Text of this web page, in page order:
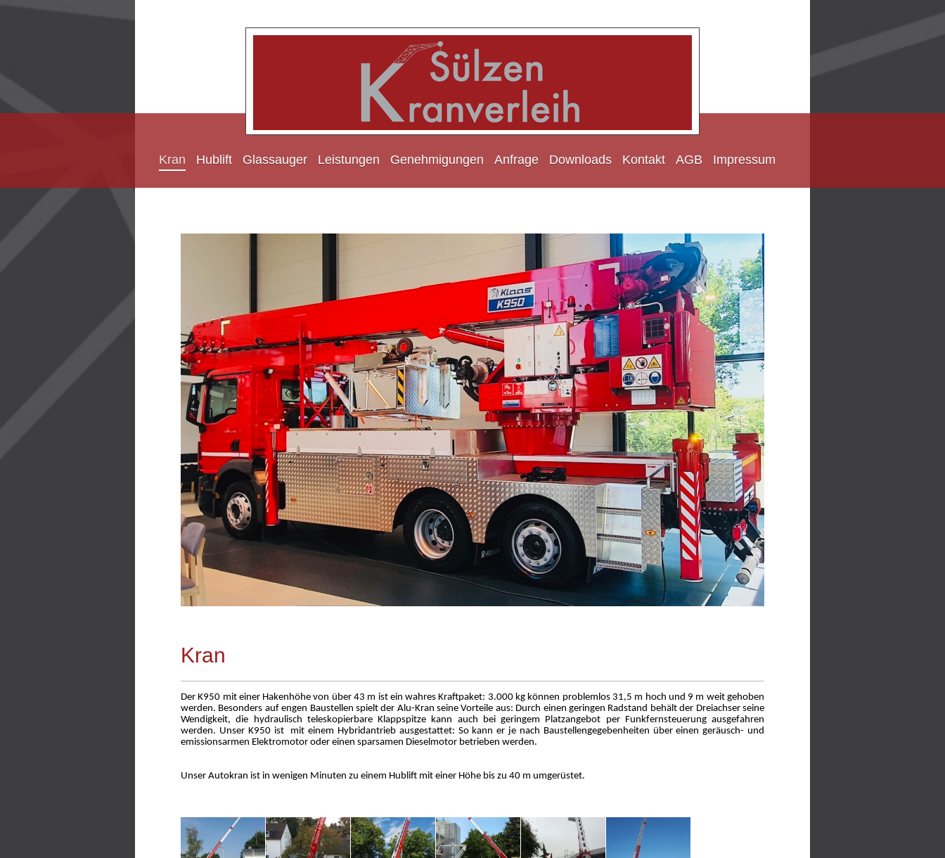
Kran Hublift Glassauger Leistungen Genehmigungen Anfrage Downloads Kontakt AGB Impressum
Kran
Der K950 mit einer Hakenhöhe von über 43 m ist ein wahres Kraftpaket: 3.000 kg können problemlos 31,5 m hoch und 9 m weit gehoben
werden. Besonders auf engen Baustellen spielt der Alu-Kran seine Vorteile aus: Durch einen geringen Radstand behält der Dreiachser seine
Wendigkeit, die hydraulisch teleskopierbare Klappspitze kann auch bei geringem Platzangebot per Funkfernsteuerung ausgefahren
werden. Unser K950 ist mit einem Hybridantrieb ausgestattet: So kann er je nach Baustellengegebenheiten über einen geräusch- und
emissionsarmen Elektromotor oder einen sparsamen Dieselmotor betrieben werden.
Unser Autokran ist in wenigen Minuten zu einem Hublift mit einer Höhe bis zu 40 m umgerüstet.